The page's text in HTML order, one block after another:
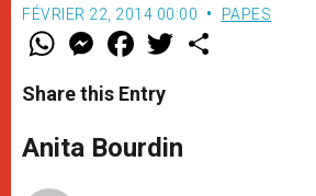
FÉVRIER 22, 2014 00:00 PAPES
W
t
s
p
p
M
e
s
e
g
e
F
a
e
b
o
k
w
r
Share this Entry
Anita Bourdin